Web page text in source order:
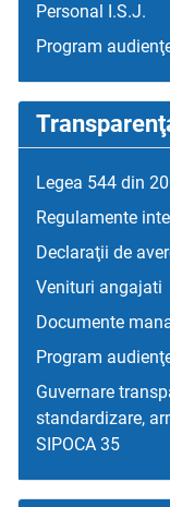
Personal I.S.J.
Program
Legea 544 din
Regulamente
Declaraţii de
Venituri angajati
Documente
Program
Guvernare
standardizare,
SIPOCA 35